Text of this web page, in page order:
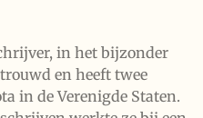
in het bijzonder
en heeft twee
in de Verenigde Staten.